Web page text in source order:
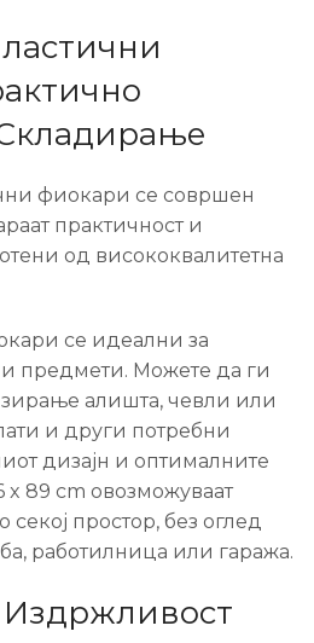
фиокари се совршен
практичност и
од висококвалитетна
се идеални за
предмети. Можете да ги
алишта, чевли или
и други потребни
дизајн и оптималните
89 cm овозможуваат
простор, без оглед
работилница или гаража.
Издржливост